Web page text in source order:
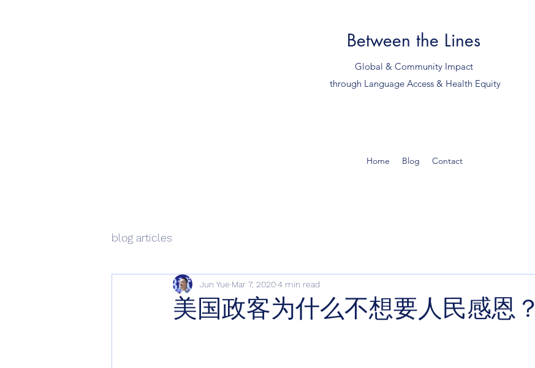
Between the Lines
Global & Community Impact
through Language Access & Health Equity
Home Blog Contact
blog articles
美国政客为什么不想要人民感恩？
Jun Yue Mar 7, 20204 min read